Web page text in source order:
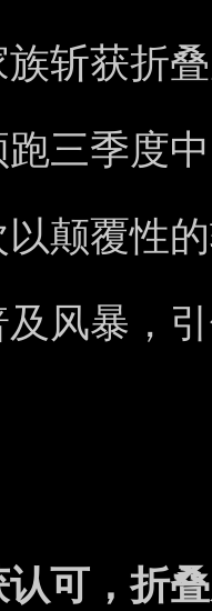
斩获折
跑三季度
颠覆性
风暴，
可，折